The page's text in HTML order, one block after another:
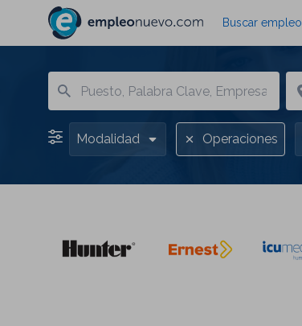
Buscar empleo
Modalidad Operaciones